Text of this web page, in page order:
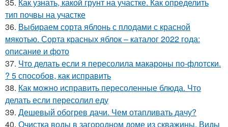
тип почвы на участке
36. Выбираем сорта яблонь с плодами с красной
мякотью. Сорта красных яблок – каталог 2022 года:
описание и фото
37. Что делать если я пересолила макароны по-флотски.
? 5 способов, как исправить
38. Как можно исправить пересоленные блюда. Что
делать если пересолил еду
39. Дешевый обогрев дачи. Чем отапливать дачу?
40. Очистка воды в загородном доме из скважины. Виды